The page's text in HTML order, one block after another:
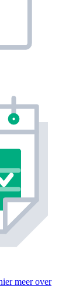
meer over